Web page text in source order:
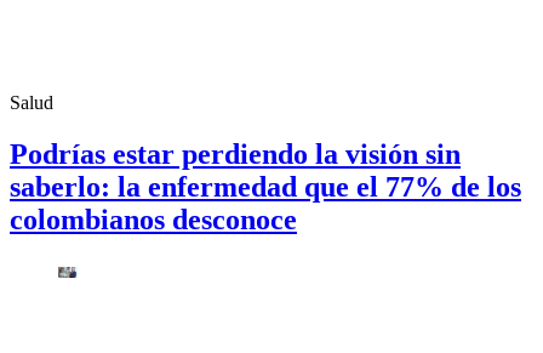
Salud
Podrías estar perdiendo la visión sin
saberlo: la enfermedad que el 77% de los
colombianos desconoce